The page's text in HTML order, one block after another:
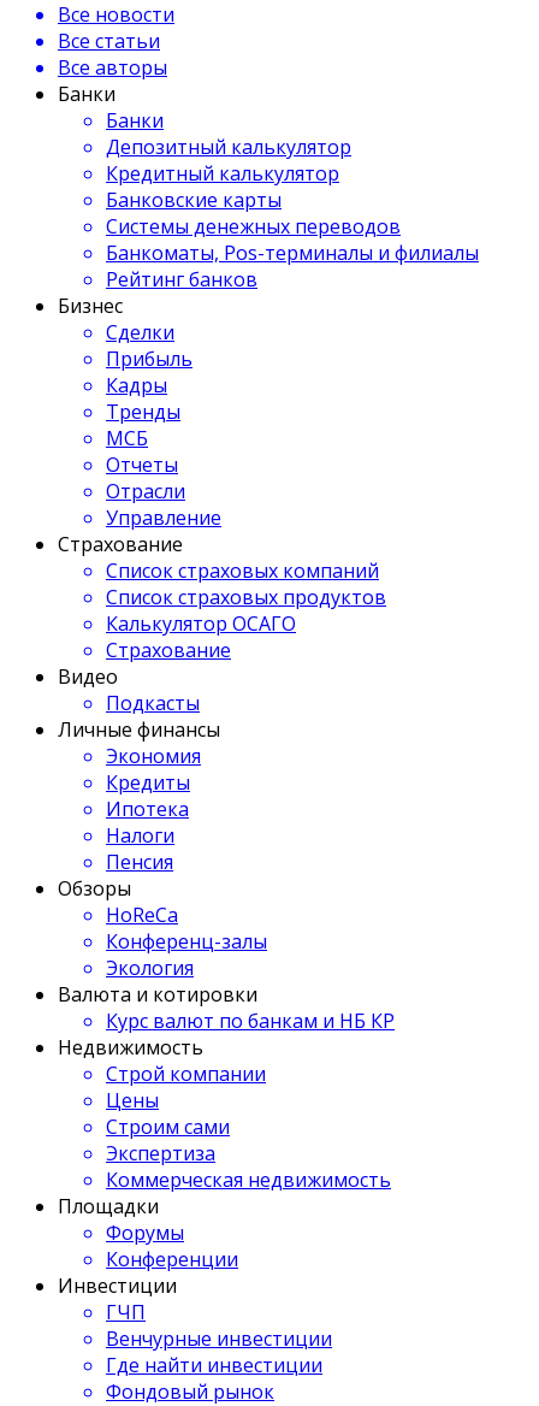
Все новости
Все статьи
Все авторы
Банки
Банки
Депозитный калькулятор
Кредитный калькулятор
Банковские карты
Системы денежных переводов
Банкоматы, Pos-терминалы и филиалы
Рейтинг банков
Бизнес
Сделки
Прибыль
Кадры
Тренды
МСБ
Отчеты
Отрасли
Управление
Страхование
Список страховых компаний
Список страховых продуктов
Калькулятор ОСАГО
Страхование
Видео
Подкасты
Личные финансы
Экономия
Кредиты
Ипотека
Налоги
Пенсия
Обзоры
HoReCa
Конференц-залы
Экология
Валюта и котировки
Курс валют по банкам и НБ КР
Недвижимость
Строй компании
Цены
Строим сами
Экспертиза
Коммерческая недвижимость
Площадки
Форумы
Конференции
Инвестиции
ГЧП
Венчурные инвестиции
Где найти инвестиции
Фондовый рынок